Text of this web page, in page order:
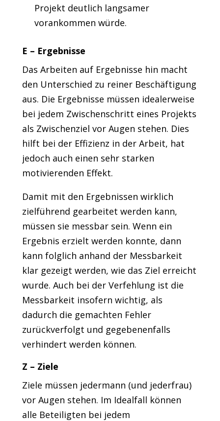
Projekt deutlich langsamer
vorankommen würde.
E – Ergebnisse
Das Arbeiten auf Ergebnisse hin macht
den Unterschied zu reiner Beschäftigung
aus. Die Ergebnisse müssen idealerweise
bei jedem Zwischenschritt eines Projekts
als Zwischenziel vor Augen stehen. Dies
hilft bei der Effizienz in der Arbeit, hat
jedoch auch einen sehr starken
motivierenden Effekt.
Damit mit den Ergebnissen wirklich
zielführend gearbeitet werden kann,
müssen sie messbar sein. Wenn ein
Ergebnis erzielt werden konnte, dann
kann folglich anhand der Messbarkeit
klar gezeigt werden, wie das Ziel erreicht
wurde. Auch bei der Verfehlung ist die
Messbarkeit insofern wichtig, als
dadurch die gemachten Fehler
zurückverfolgt und gegebenenfalls
verhindert werden können.
Z – Ziele
Ziele müssen jedermann (und jederfrau)
vor Augen stehen. Im Idealfall können
alle Beteiligten bei jedem